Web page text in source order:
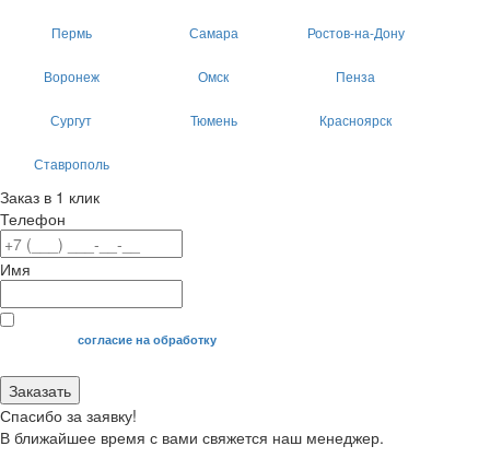
Пермь Самара Ростов-на-Дону
Воронеж Омск Пенза
Сургут Тюмень Красноярск
Ставрополь
Заказ в 1 клик
Телефон
Имя
Я даю своесогласие на обработку
Заказать
Спасибо за заявку!
В ближайшее время с вами свяжется наш менеджер.